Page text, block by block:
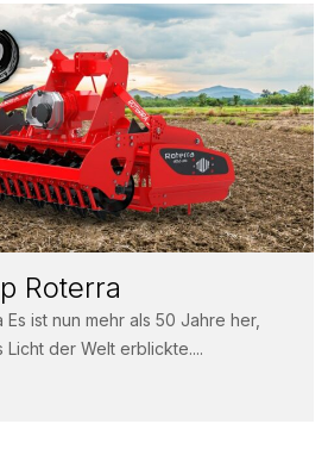
Roterra
ist nun mehr als 50 Jahre her,
der Welt erblickte....